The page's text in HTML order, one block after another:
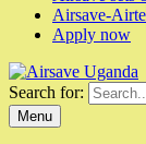
Airsave-
Apply now
Search for:
Menu